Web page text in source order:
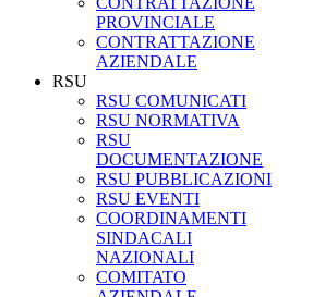
PROVINCIALE
CONTRATTAZIONE
AZIENDALE
RSU
RSU COMUNICATI
RSU NORMATIVA
RSU
DOCUMENTAZIONE
RSU PUBBLICAZIONI
RSU EVENTI
COORDINAMENTI
SINDACALI
NAZIONALI
COMITATO